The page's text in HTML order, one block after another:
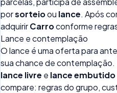
porsorteioou lance. Após
adquirirCarroconforme
Lance e contemplação
O lance é uma oferta para
sua chance de
lance livre e lance embutido
compare: regras do grupo,